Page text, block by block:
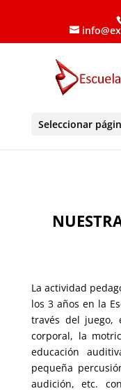
Seleccionar
La actividad
los 3 años en la
través del juego,
corporal, la
educación
pequeña
audición, etc.